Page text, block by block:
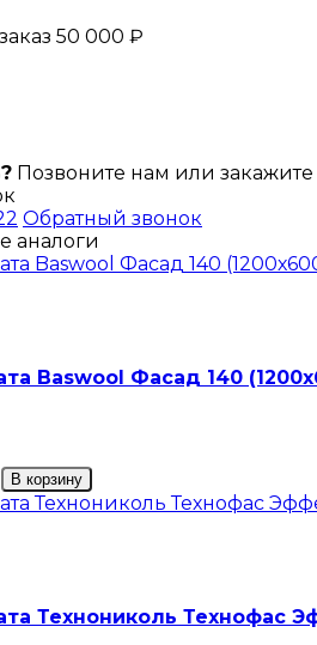
50 000 ₽
Позвоните нам или закажите
Обратный звонок
аналоги
Baswool Фасад 140
В корзину
Технониколь Технофас